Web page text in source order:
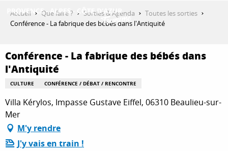
QUE FAIRE ?
SÉJOURNER
Accueil Que faire ? Sorties & Agenda
Toutes les sorties
Conférence - La fabrique des bébés dans l'Antiquité
Conférence - La fabrique des bébés dans
l'Antiquité
CULTURE CONFÉRENCE / DÉBAT / RENCONTRE
Villa Kérylos, Impasse Gustave Eiffel, 06310 Beaulieu-sur-
Mer
M'y rendre
J'y vais en train !